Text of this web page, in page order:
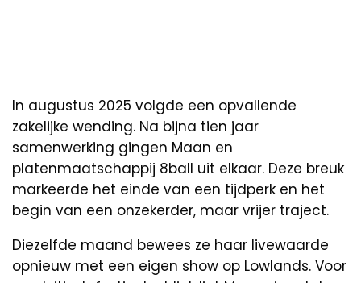
In augustus 2025 volgde een opvallende
zakelijke wending. Na bijna tien jaar
samenwerking gingen Maan en
platenmaatschappij 8ball uit elkaar. Deze breuk
markeerde het einde van een tijdperk en het
begin van een onzekerder, maar vrijer traject.
Diezelfde maand bewees ze haar livewaarde
opnieuw met een eigen show op Lowlands. Voor